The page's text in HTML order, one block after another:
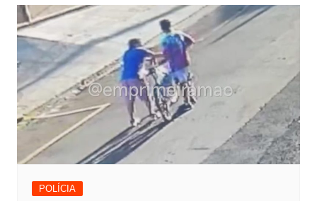
POLÍCIA